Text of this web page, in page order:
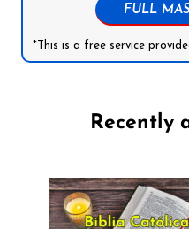
FULL
*This is a free service
Recently